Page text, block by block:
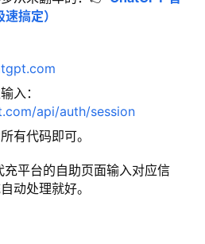
搞定）
入：
api/auth/session
有代码即可。
充平台的自助页面输入对应信
动处理就好。